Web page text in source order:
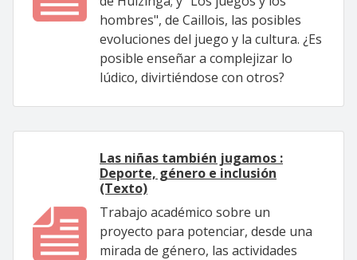
hombres", de Caillois, las posibles
evoluciones del juego y la cultura. ¿Es
posible enseñar a complejizar lo
lúdico, divirtiéndose con otros?
Las niñas también jugamos :
Deporte, género e inclusión
(Texto)
Trabajo académico sobre un
proyecto para potenciar, desde una
mirada de género, las actividades